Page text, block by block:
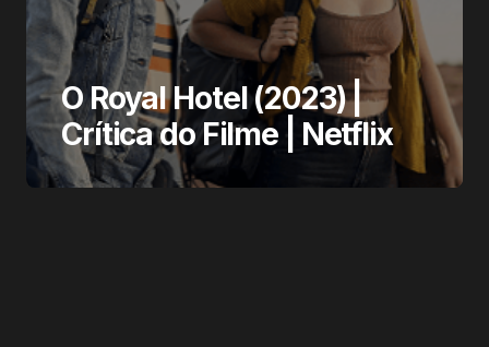
O Royal Hotel (2023) |
Crítica do Filme | Netflix